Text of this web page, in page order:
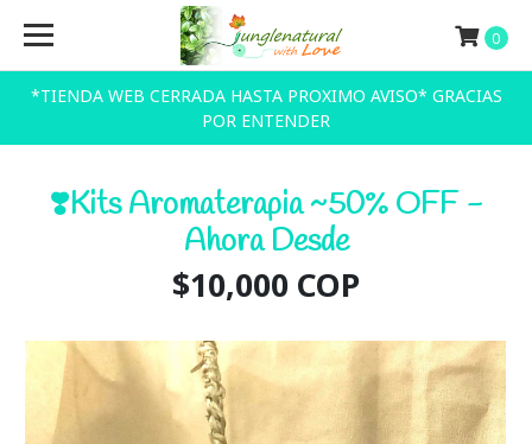
*TIENDA WEB CERRADA HASTA PROXIMO AVISO* GRACIAS
POR ENTENDER
0
❣️Kits Aromaterapia ~50% OFF -
Ahora Desde
$10,000 COP